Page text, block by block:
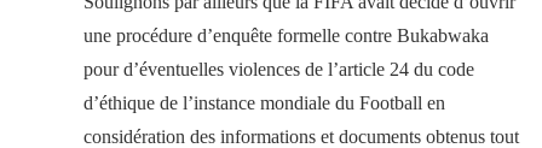
une procédure d’enquête formelle contre Bukabwaka
pour d’éventuelles violences de l’article 24 du code
d’éthique de l’instance mondiale du Football en
considération des informations et documents obtenus tout